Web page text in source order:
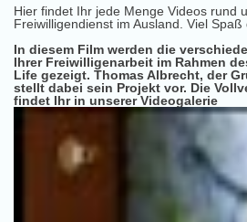
Hier findet Ihr jede Menge Videos rund
Freiwilligendienst im Ausland. Viel Spaß
In diesem Film werden die
Ihrer Freiwilligenarbeit im Rahmen
Life gezeigt. Thomas Albrecht, der
stellt dabei sein Projekt vor. Die
findet Ihr in unserer Videogalerie